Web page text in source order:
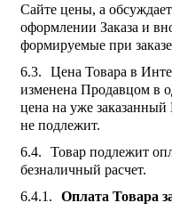
Сайте цены, а
оформлении Заказа и
формируемые при
Цена Товара в
изменена Продавцом в
цена на уже
не подлежит.
Товар подлежит
безналичный расчет.
Оплата Товара